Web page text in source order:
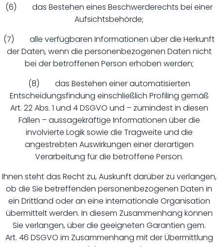
(6) das Bestehen eines Beschwerderechts bei einer
Aufsichtsbehörde;
(7) alle verfügbaren Informationen über die Herkunft
der Daten, wenn die personenbezogenen Daten nicht
bei der betroffenen Person erhoben werden;
(8) das Bestehen einer automatisierten
Entscheidungsfindung einschließlich Profiling gemäß
Art. 22 Abs. 1 und 4 DSGVO und – zumindest in diesen
Fällen – aussagekräftige Informationen über die
involvierte Logik sowie die Tragweite und die
angestrebten Auswirkungen einer derartigen
Verarbeitung für die betroffene Person.
Ihnen steht das Recht zu, Auskunft darüber zu verlangen,
ob die Sie betreffenden personenbezogenen Daten in
ein Drittland oder an eine internationale Organisation
übermittelt werden. In diesem Zusammenhang können
Sie verlangen, über die geeigneten Garantien gem.
Art. 46 DSGVO im Zusammenhang mit der Übermittlung